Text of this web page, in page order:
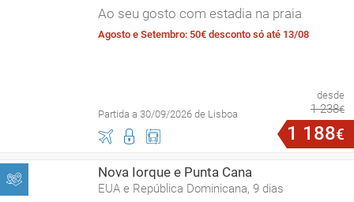
Ao seu gosto com estadia na praia
Agosto e Setembro: 50€ desconto só até 13/08
Partida a 30/09/2026 de Lisboa
desde
1 238€
1 188€
Nova Iorque e Punta Cana
EUA e República Dominicana, 9 dias